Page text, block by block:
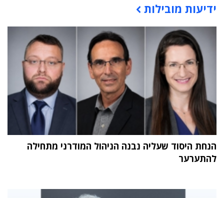
תוכן פרסומי
ידיעות מובילות
הנחת היסוד שעליה נבנה הניהול המודרני מתחילה
להתערער